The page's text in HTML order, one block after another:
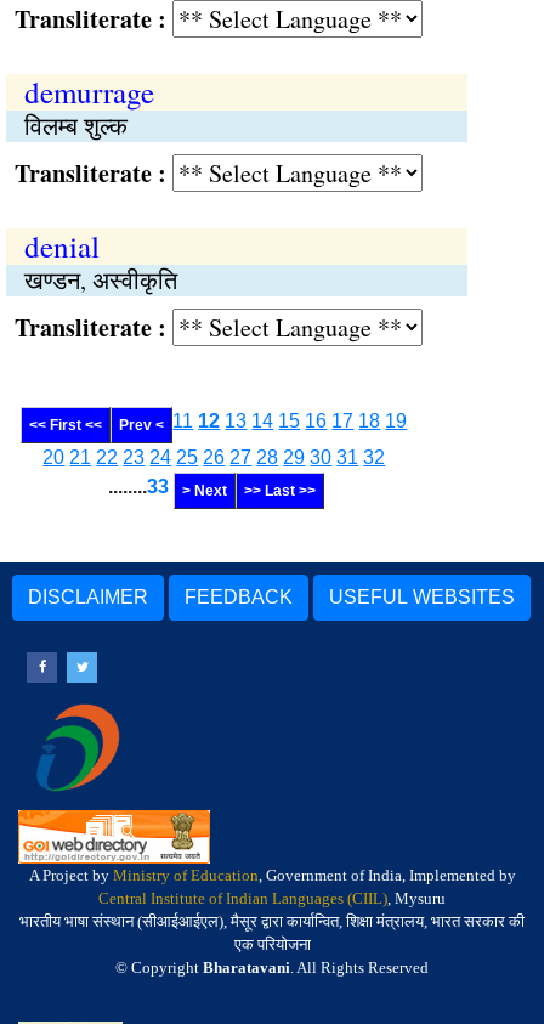
:
demurrage
विलम्ब शुल्क
:
denial
खण्डन, अस्वीकृति
:
<< First << Prev < 11 12 13 14 15 16 17 18 19
20 21 22 23 24 25 26 27 28 29 30 31 32
........33 > Next >> Last >>
DISCLAIMER FEEDBACK USEFUL WEBSITES
A Project by Ministry of Education, Government of India, Implemented by
Central Institute of Indian Languages (CIIL), Mysuru
भारतीय भाषा संस्थान (सीआईआईएल), मैसूर द्वारा कार्यान्वित, शिक्षा मंत्रालय, भारत सरकार की
एक परियोजना
© Copyright Bharatavani. All Rights Reserved